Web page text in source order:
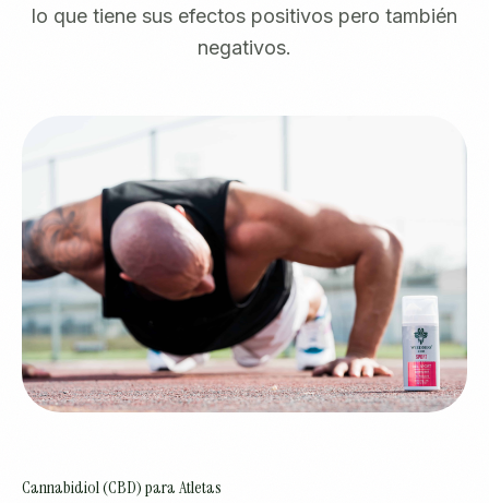
lo que tiene sus efectos positivos pero también
negativos.
Cannabidiol (CBD) para Atletas